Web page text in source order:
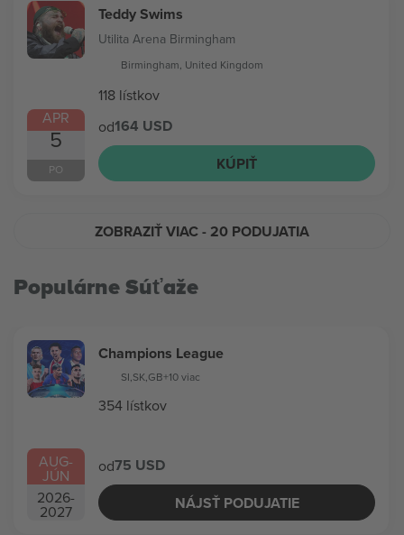
APR
5
PO
Teddy Swims
Utilita Arena Birmingham
Birmingham, United Kingdom
118 lístkov
od164 USD
KÚPIŤ
ZOBRAZIŤ VIAC- 20 PODUJATIA
Populárne Súťaže
AUG-
JÚN
2026-
2027
Champions League
SI,SK,GB+10 viac
354 lístkov
od75 USD
NÁJSŤ PODUJATIE